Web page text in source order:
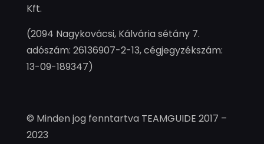
Kft.
(2094 Nagykovácsi, Kálvária sétány 7.
adószám: 26136907-2-13, cégjegyzékszám:
13-09-189347)
© Minden jog fenntartva TEAMGUIDE 2017 –
2023